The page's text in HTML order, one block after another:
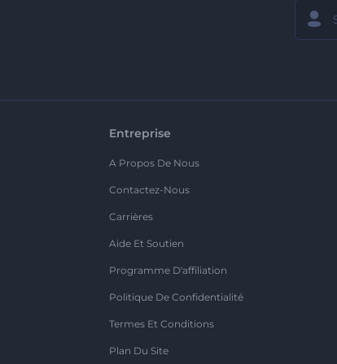
Entreprise
A Propos De Nous
Contactez-Nous
Carrières
Aide Et Soutien
Programme D'affiliation
Politique De Confidentialité
Termes Et Conditions
Plan Du Site